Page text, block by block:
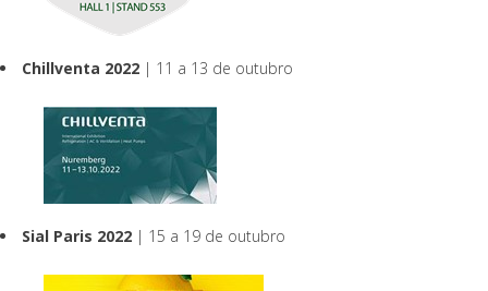
Chillventa 2022 | 11 a 13 de outubro
Sial Paris 2022 | 15 a 19 de outubro